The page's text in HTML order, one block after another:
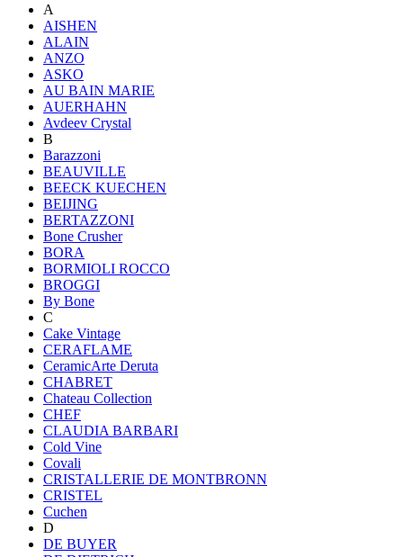
A
AISHEN
ALAIN
ANZO
ASKO
AU BAIN MARIE
AUERHAHN
Avdeev Crystal
B
Barazzoni
BEAUVILLE
BEECK KUECHEN
BEIJING
BERTAZZONI
Bone Crusher
BORA
BORMIOLI ROCCO
BROGGI
By Bone
C
Cake Vintage
CERAFLAME
CeramicArte Deruta
CHABRET
Chateau Collection
CHEF
CLAUDIA BARBARI
Cold Vine
Covali
CRISTALLERIE DE MONTBRONN
CRISTEL
Cuchen
D
DE BUYER